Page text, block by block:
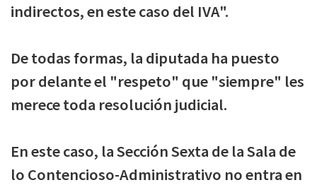
indirectos, en este caso del IVA".
De todas formas, la diputada ha puesto
por delante el "respeto" que "siempre" les
merece toda resolución judicial.
En este caso, la Sección Sexta de la Sala de
lo Contencioso-Administrativo no entra en